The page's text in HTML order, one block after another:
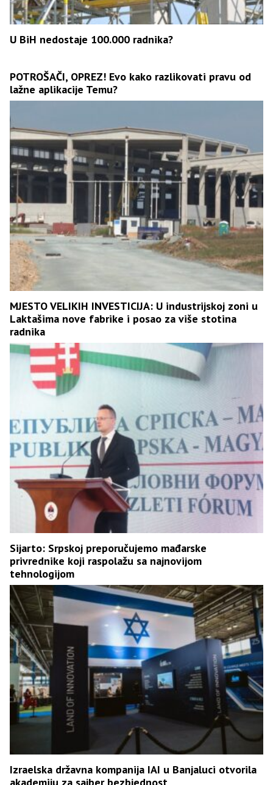
U BiH nedostaje 100.000 radnika?
POTROŠAČI, OPREZ! Evo kako razlikovati pravu od
lažne aplikacije Temu?
MJESTO VELIKIH INVESTICIJA: U industrijskoj zoni u
Laktašima nove fabrike i posao za više stotina
radnika
Sijarto: Srpskoj preporučujemo mađarske
privrednike koji raspolažu sa najnovijom
tehnologijom
Izraelska državna kompanija IAI u Banjaluci otvorila
akademiju za sajber bezbjednost